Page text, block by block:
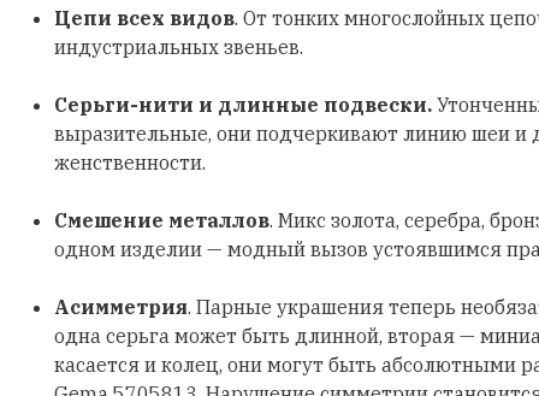
Цепи всех видов. От тонких многослойных
индустриальных звеньев.
Серьги-нити и длинные подвески.
выразительные, они подчеркивают линию шеи и
женственности.
Смешение металлов. Микс золота, серебра,
одном изделии — модный вызов устоявшимся
Асимметрия. Парные украшения теперь
одна серьга может быть длинной, вторая —
касается и колец, они могут быть абсолютными